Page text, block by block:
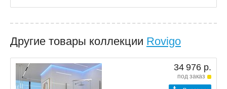
Другие товары коллекции Rovigo
34 976 р.
под заказ